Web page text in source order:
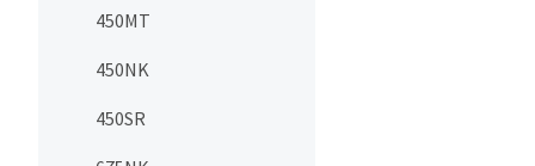
450MT
450NK
450SR